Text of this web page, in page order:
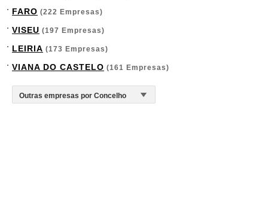
FARO (222 Empresas)
VISEU (197 Empresas)
LEIRIA (173 Empresas)
VIANA DO CASTELO (161 Empresas)